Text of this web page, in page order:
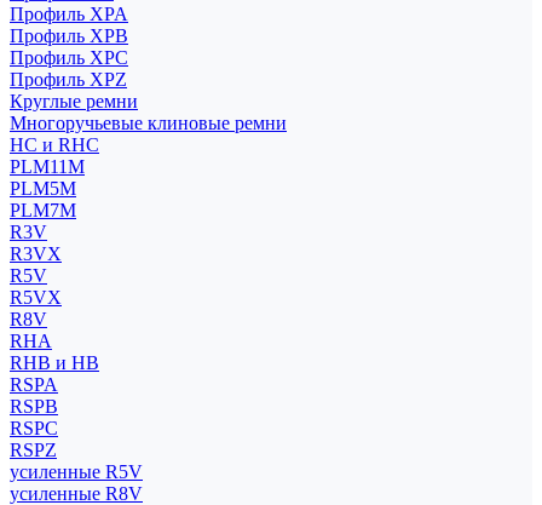
Профиль XPA
Профиль XPB
Профиль XPC
Профиль XPZ
Круглые ремни
Многоручьевые клиновые ремни
HC и RHC
PLM11M
PLM5M
PLM7M
R3V
R3VX
R5V
R5VX
R8V
RHA
RHB и HB
RSPA
RSPB
RSPC
RSPZ
усиленные R5V
усиленные R8V